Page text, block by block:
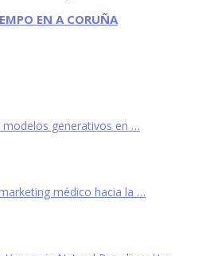
EN A CORUÑA
modelos generativos en …
médico hacia la …